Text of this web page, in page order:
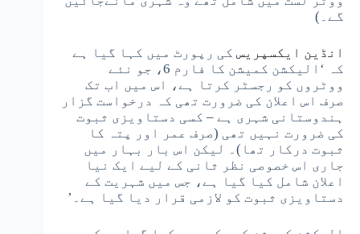
گے۔)
انڈین ایکسپریس کی رپورٹ میں کہا گیا ہے
کہ ‘الیکشن کمیشن کا فارم 6، جو نئے
ووٹروں کو رجسٹر کرتا ہے، اس میں اب تک
صرف اس اعلان کی ضرورت تھی کہ درخواست گزار
ہندوستانی شہری ہے – کسی دستاویزی ثبوت
کی ضرورت نہیں تھی (صرف عمر اور پتہ کا
ثبوت درکار تھا)۔ لیکن اس بار بہار میں
جاری اس خصوصی نظر ثانی کے لیے ایک نیا
اعلان شامل کیا گیا ہے، جس میں شہریت کے
دستاویزی ثبوت کو لازمی قرار دیا گیا ہے۔’